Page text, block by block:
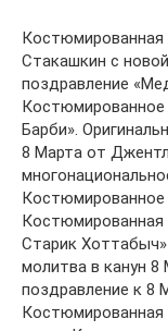
Костюмированная
Стакашкин с
поздравление
Костюмированное
Барби».
8 Марта от
Костюмированное
Старик
молитва в канун
поздравление к 8
Костюмированная